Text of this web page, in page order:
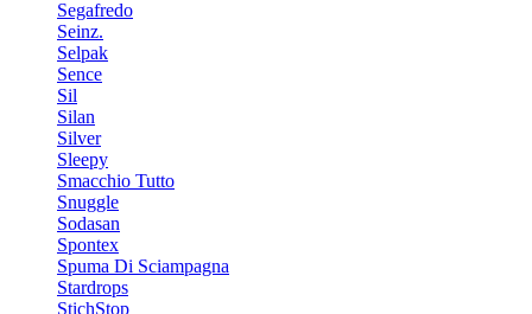
Segafredo
Seinz.
Selpak
Sence
Sil
Silan
Silver
Sleepy
Smacchio Tutto
Snuggle
Sodasan
Spontex
Spuma Di Sciampagna
Stardrops
StichStop